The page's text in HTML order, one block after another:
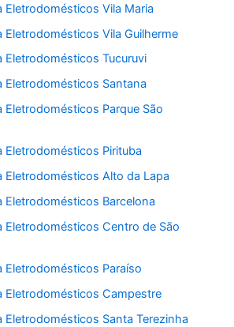
Eletrodomésticos Vila Maria
Eletrodomésticos Vila Guilherme
Eletrodomésticos Tucuruvi
Eletrodomésticos Santana
Eletrodomésticos Parque São
Eletrodomésticos Pirituba
Eletrodomésticos Alto da Lapa
Eletrodomésticos Barcelona
Eletrodomésticos Centro de São
Eletrodomésticos Paraíso
Eletrodomésticos Campestre
Eletrodomésticos Santa Terezinha